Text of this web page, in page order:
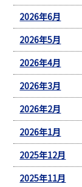
2026年6月
2026年5月
2026年4月
2026年3月
2026年2月
2026年1月
2025年12月
2025年11月